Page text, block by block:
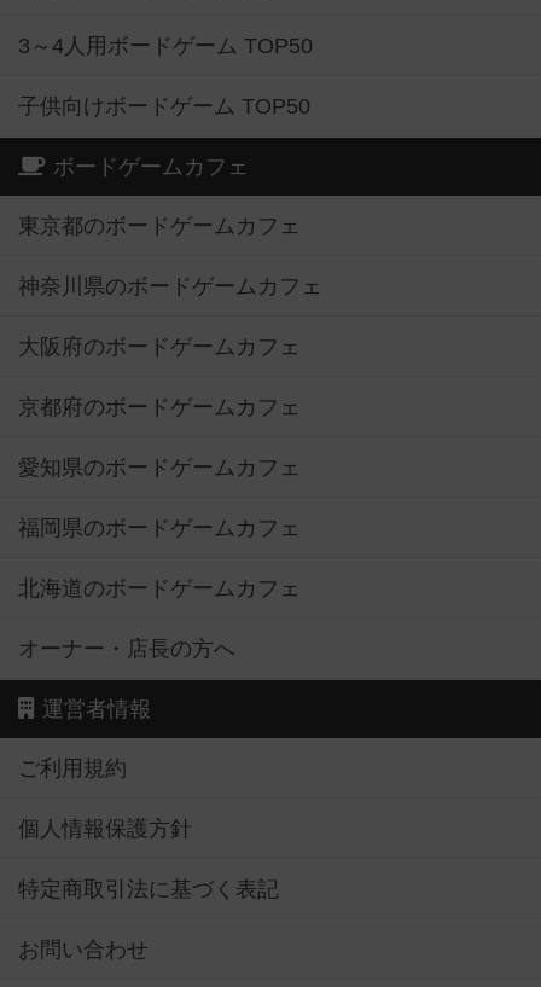
3～4人用ボードゲーム TOP50
子供向けボードゲーム TOP50
ボードゲームカフェ
東京都のボードゲームカフェ
神奈川県のボードゲームカフェ
大阪府のボードゲームカフェ
京都府のボードゲームカフェ
愛知県のボードゲームカフェ
福岡県のボードゲームカフェ
北海道のボードゲームカフェ
オーナー・店長の方へ
運営者情報
ご利用規約
個人情報保護方針
特定商取引法に基づく表記
お問い合わせ